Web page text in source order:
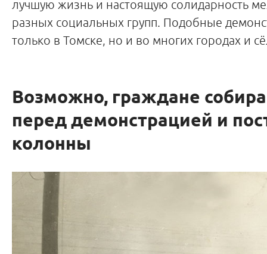
лучшую жизнь и настоящую солидарность
разных социальных групп. Подобные
только в Томске, но и во многих городах и
Возможно, граждане
перед демонстрацией и
колонны